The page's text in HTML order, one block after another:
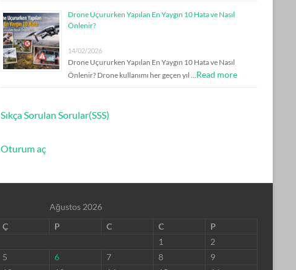
Drone Uçururken Yapılan En Yaygın 10 Hata ve Nasıl
Önlenir?
14/02/2026
Drone Uçururken Yapılan En Yaygın 10 Hata ve Nasıl
Önlenir? Drone kullanımı her geçen yıl …Read more
Sıkça Sorulan Sorular(SSS)
Oturum aç
Ağustos 2026
Ç P C C
P
1
2
5 6 7 8
9